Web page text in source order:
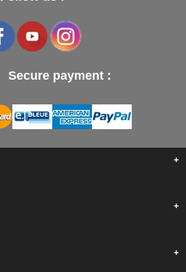
Secure payment :
+
+
+